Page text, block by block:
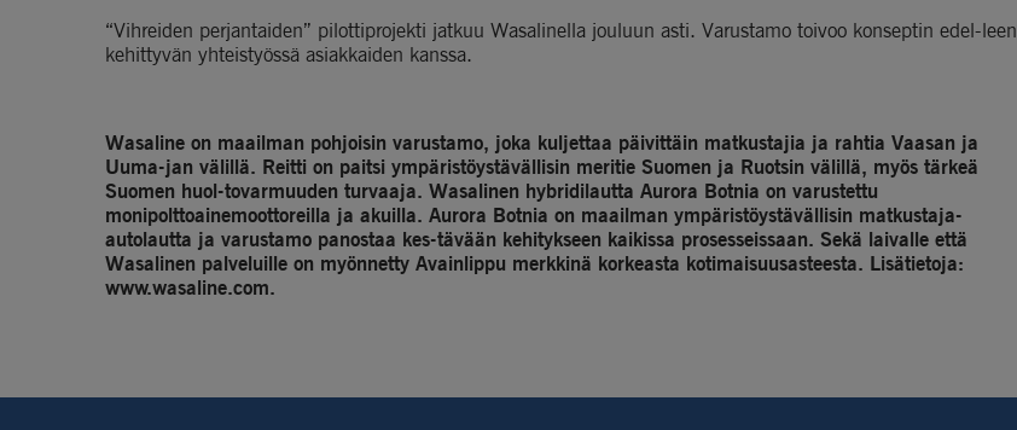
“Vihreiden perjantaiden” pilottiprojekti jatkuu Wasalinella jouluun asti. Varustamo toivoo konseptin edel-leen
kehittyvän yhteistyössä asiakkaiden kanssa.
Wasaline on maailman pohjoisin varustamo, joka kuljettaa päivittäin matkustajia ja rahtia Vaasan ja
Uuma-jan välillä. Reitti on paitsi ympäristöystävällisin meritie Suomen ja Ruotsin välillä, myös tärkeä
Suomen huol-tovarmuuden turvaaja. Wasalinen hybridilautta Aurora Botnia on varustettu
monipolttoainemoottoreilla ja akuilla. Aurora Botnia on maailman ympäristöystävällisin matkustaja-
autolautta ja varustamo panostaa kes-tävään kehitykseen kaikissa prosesseissaan. Sekä laivalle että
www.wasaline.com.